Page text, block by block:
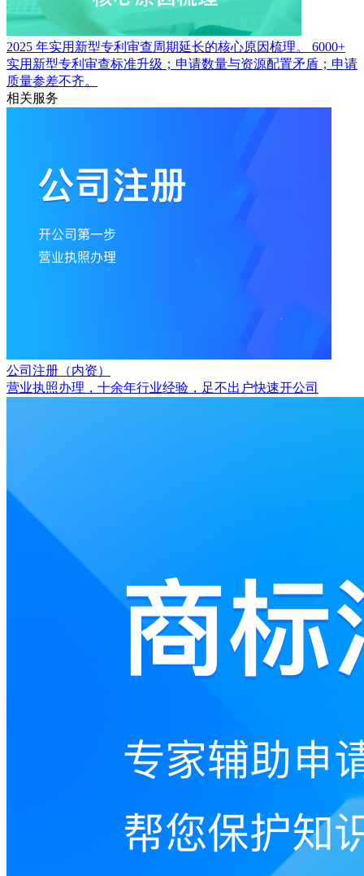
2025 年实用新型专利审查周期延长的核心原因梳理。
6000+
实用新型专利审查标准升级；申请数量与资源配置矛盾；申请
质量参差不齐。
相关服务
公司注册（内资）
营业执照办理，十余年行业经验，足不出户快速开公司